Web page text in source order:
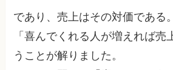
であり、売上はその対価である。
「喜んでくれる人が増えれば売
うことが解りました。